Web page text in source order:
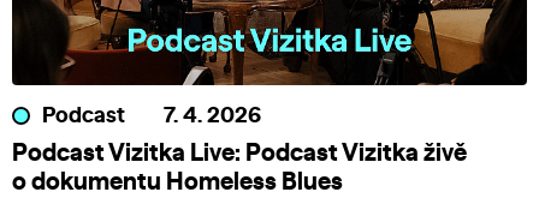
Podcast 7. 4. 2026
Podcast Vizitka Live: Podcast Vizitka živě
o dokumentu Homeless Blues